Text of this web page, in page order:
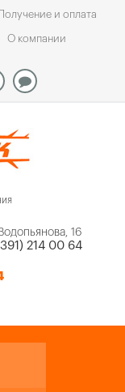
Получение и оплата
О компании
16
214 00 64